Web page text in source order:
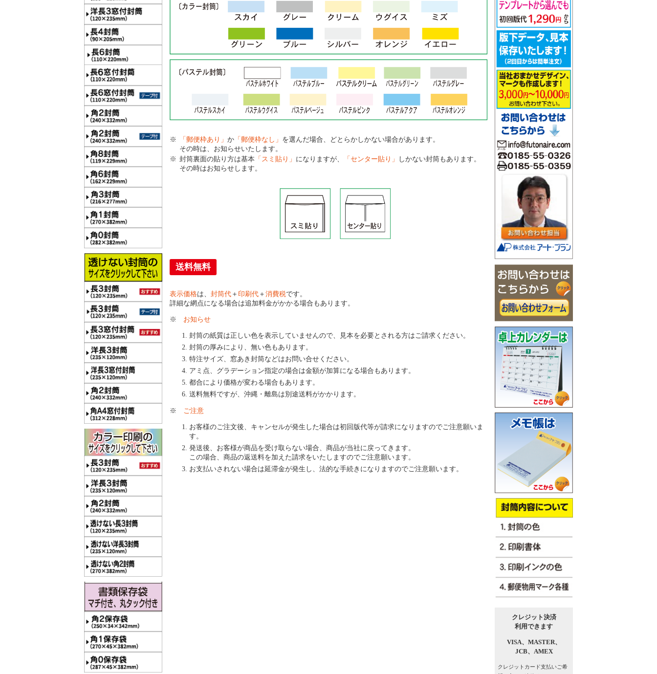
「郵便枠あり」 か 「郵便枠なし」 を選んだ場合、どとらかしかない場合があります。
その時は、お知らせいたします。
封筒裏面の貼り方は基本 「スミ貼り」 になりますが、 「センター貼り」
しかない封筒もあります。
その時はお知らせします。
送料無料
表示価格は、 封筒代 ＋ 印刷代 ＋ 消費税です。
詳細な網点になる場合は追加料金がかかる場合もあります。
※ お知らせ
封筒の紙質は正しい色を表示していませんので、見本を必要とされる方はご請求ください。
封筒の厚みにより、無い色もあります。
特注サイズ、窓あき封筒などはお問い合せください。
アミ点、グラデーション指定の場合は金額が加算になる場合もあります。
都合により価格が変わる場合もあります。
送料無料ですが、沖縄・離島は別途送料がかかります。
※ ご注意
お客様のご注文後、キャンセルが発生した場合は初回版代等が請求になりますのでご注意願いま
す。
発送後、お客様が商品を受け取らない場合、商品が当社に戻ってきます。
この場合、商品の返送料を加えた請求をいたしますのでご注意願います。
お支払いされない場合は延滞金が発生し、法的な手続きになりますのでご注意願います。
クレジット決済
利用できます
VISA、 MASTER、
JCB、 AMEX
クレジットカード支払いご希